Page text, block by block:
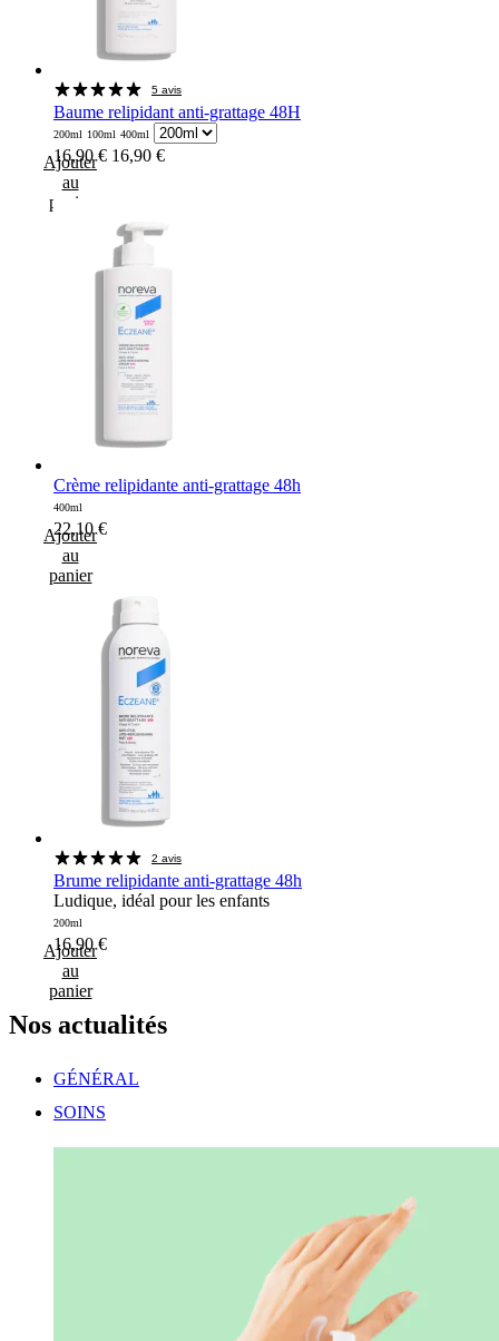
5 avis
Baume relipidant anti-grattage 48H
200ml 100ml 400ml
16,90 € 16,90 €
Ajouter
au
panier
Crème relipidante anti-grattage 48h
400ml
22,10€
Ajouter
au
panier
2 avis
Brume relipidante anti-grattage 48h
Ludique, idéal pour les enfants
200ml
16,90€
Ajouter
au
panier
Nos actualités
GÉNÉRAL
SOINS